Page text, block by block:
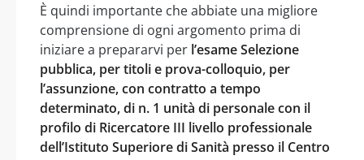
È quindi importante che abbiate una migliore
comprensione di ogni argomento prima di
iniziare a prepararvi per l’esame Selezione
pubblica, per titoli e prova-colloquio, per
l’assunzione, con contratto a tempo
determinato, di n. 1 unità di personale con il
profilo di Ricercatore III livello professionale
dell’Istituto Superiore di Sanità presso il Centro